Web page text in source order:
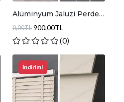
Alüminyum Jaluzi Perde
0,00TL 900,00TL
(0)
İndirim!